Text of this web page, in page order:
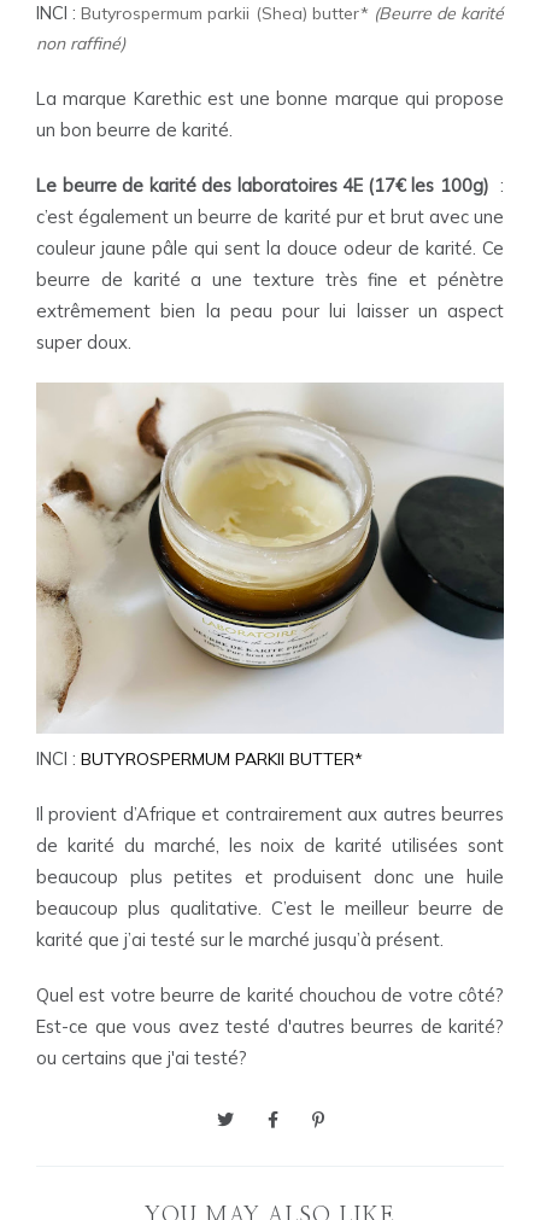
INCI :Butyrospermum parkii (Shea) butter* (Beurre de karité
non raffiné)
La marque Karethic est une bonne marque qui propose
un bon beurre de karité.
Le beurre de karité des laboratoires 4E (17€ les 100g) :
c’est également un beurre de karité pur et brut avec une
couleur jaune pâle qui sent la douce odeur de karité. Ce
beurre de karité a une texture très fine et pénètre
extrêmement bien la peau pour lui laisser un aspect
super doux.
INCI : BUTYROSPERMUM PARKII BUTTER*
Il provient d’Afrique et contrairement aux autres beurres
de karité du marché, les noix de karité utilisées sont
beaucoup plus petites et produisent donc une huile
beaucoup plus qualitative. C’est le meilleur beurre de
karité que j’ai testé sur le marché jusqu’à présent.
Quel est votre beurre de karité chouchou de votre côté?
Est-ce que vous avez testé d'autres beurres de karité?
ou certains que j'ai testé?